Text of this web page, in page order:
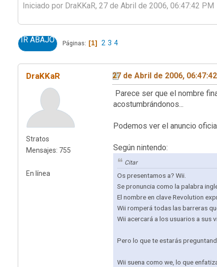
Iniciado por DraKKaR, 27 de Abril de 2006, 06:47:42 PM
IR ABAJO Páginas 1 2 3 4
DraKKaR
Stratos
Mensajes: 755
En línea
27 de Abril de 2006,
Parece ser que el nombre
acostumbrándonos...
Podemos ver el anuncio
Según nintendo:
Citar
Os presentamos a? Wii.
Se pronuncia como la palabra
El nombre en clave Revolution
Wii romperá todas las barreras
Wii acercará a los usuarios a sus
Pero lo que te estarás
Wii suena como we, lo que